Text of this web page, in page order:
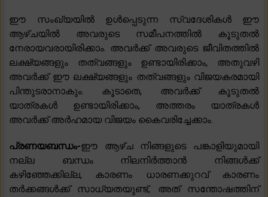
ഈ സംഖ്യയിൽ ഉൾപ്പെടുന്ന സ്വദേശികൾ ഈ
ആഴ്‌ചയിൽ അവരുടെ സമീപനത്തിൽ കൂടുതൽ
നേരായവരായിരിക്കാം. അവർക്ക് അവരുടെ ജീവിതത്തിൽ
ലക്ഷ്യങ്ങളും തത്വങ്ങളും ഉണ്ടായിരിക്കാം, അതുവഴി
അവർക്ക് ഈ ലക്ഷ്യങ്ങളും തത്വങ്ങളും വിജയകരമായി
പിന്തുടരാനാകും. കൂടാതെ, അവർക്ക് കൂടുതൽ
യാത്രകൾ ഉണ്ടായിരിക്കാം, അത്തരം യാത്രകൾ
അവർക്ക് അർഹമായ വിജയം കൈവരിച്ചേക്കാം.
പ്രണയബന്ധം-ഈ ആഴ്ച നിങ്ങളുടെ പങ്കാളിയുമായി
നല്ല ബന്ധം നിലനിർത്താൻ നിങ്ങൾക്ക്
കഴിഞ്ഞേക്കില്ല, കാരണം ധാരണക്കുറവ് കാരണം
തർക്കങ്ങൾക്ക് സാധ്യതയുണ്ട്, അത് സന്തോഷത്തിന്